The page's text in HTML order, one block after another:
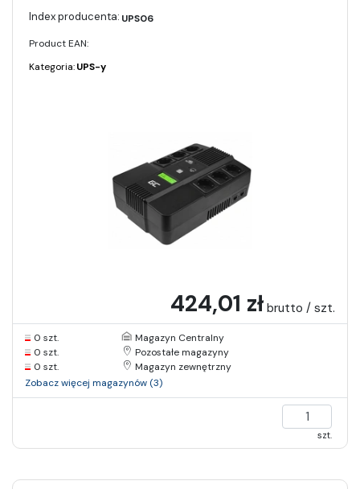
UPS06
Product EAN:
Kategoria:UPS-y
424,01 zł brutto / szt.
0 szt.
Magazyn Centralny
0 szt.
Pozostałe magazyny
0 szt.
Magazyn zewnętrzny
Zobacz więcej magazynów (3)
szt.